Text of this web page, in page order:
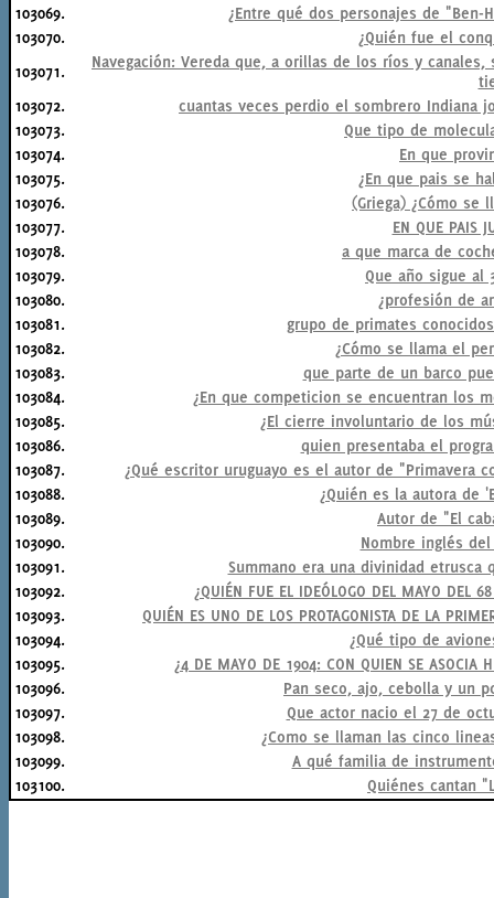
103069.
¿Entre qué dos personajes de
103070.
¿Quién fue el
103071.
Navegación: Vereda que, a orillas de los ríos y
103072.
cuantas veces perdio el sombrero Indiana
103073.
Que tipo de
103074.
En que
103075.
¿En que pais se
103076.
(Griega) ¿Cómo se
103077.
EN QUE PAIS
103078.
a que marca de
103079.
Que año sigue al
103080.
¿profesión de
103081.
grupo de primates
103082.
¿Cómo se llama el
103083.
que parte de un barco
103084.
¿En que competicion se encuentran los
103085.
¿El cierre involuntario de los
103086.
quien presentaba el
103087.
¿Qué escritor uruguayo es el autor de "Primavera
103088.
¿Quién es la autora de
103089.
Autor de "El
103090.
Nombre inglés
103091.
Summano era una divinidad etrusca
103092.
¿QUIÉN FUE EL IDEÓLOGO DEL MAYO DEL
103093.
QUIÉN ES UNO DE LOS PROTAGONISTA DE LA
103094.
¿Qué tipo de
103095.
¿4 DE MAYO DE 1904: CON QUIEN SE ASOCIA
103096.
Pan seco, ajo, cebolla y un
103097.
Que actor nacio el 27 de
103098.
¿Como se llaman las cinco
103099.
A qué familia de
103100.
Quiénes cantan